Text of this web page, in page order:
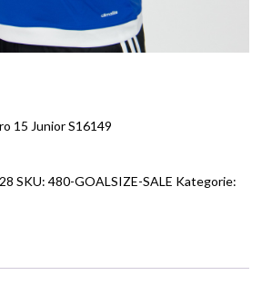
15 Junior S16149
SKU: 480-GOALSIZE-SALE Kategorie: